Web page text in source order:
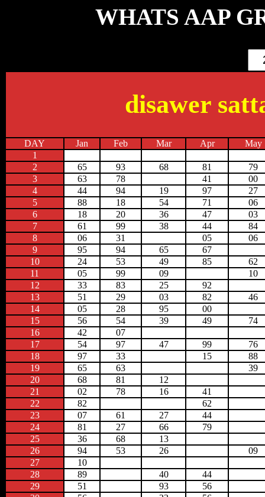
WHATS AAP
disawer
DAY Jan Feb Mar Apr
May
1
2
65 93 68 81
79
3
63 78 41
00
4
44 94 19 97
27
5
88 18 54 71
06
6
18 20 36 47
03
7
61 99 38 44
84
8
06 31 05
06
9
95 94 65
67
10
24 53 49 85
62
11
05 99 09
10
12
33 83 25
92
13
51 29 03 82
46
14
05 28 95
00
15
56 54 39 49
74
16
42
07
17
54 97 47 99
76
18
97 33 15
88
19
65 63
39
20
68 81
12
21
02 78 16
41
22
82
62
23
07 61 27
44
24
81 27 66
79
25
36 68
13
26
94 53 26
09
27
10
28
89 40
44
29
51 93
56